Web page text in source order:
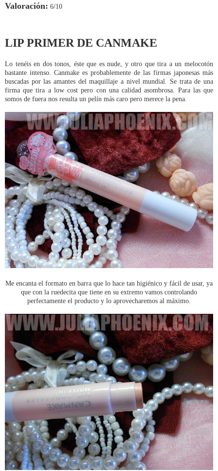
Valoración: 6/10
LIP PRIMER DE CANMAKE
Lo tenéis en dos tonos, éste que es nude, y otro que tira a un melocotón
bastante intenso. Canmake es probablemente de las firmas japonesas más
buscadas por las amantes del maquillaje a nivel mundial. Se trata de una
firma que tira a low cost pero con una calidad asombrosa. Para las que
somos de fuera nos resulta un pelín más caro pero merece la pena.
Me encanta el formato en barra que lo hace tan higiénico y fácil de usar, ya
que con la ruedecita que tiene en su extremo vamos controlando
perfectamente el producto y lo aprovecharemos al máximo.